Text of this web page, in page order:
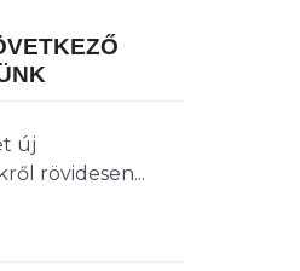
új
rövidesen...